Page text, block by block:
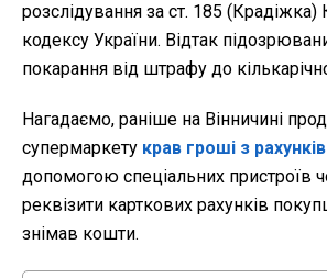
розслідування за ст. 185 (Крадіжка)
кодексу України. Відтак
покарання від штрафу до
Нагадаємо, раніше на Вінничині
супермаркету крав гроші з
допомогою спеціальних пристроїв
реквізити карткових рахунків
знімав кошти.